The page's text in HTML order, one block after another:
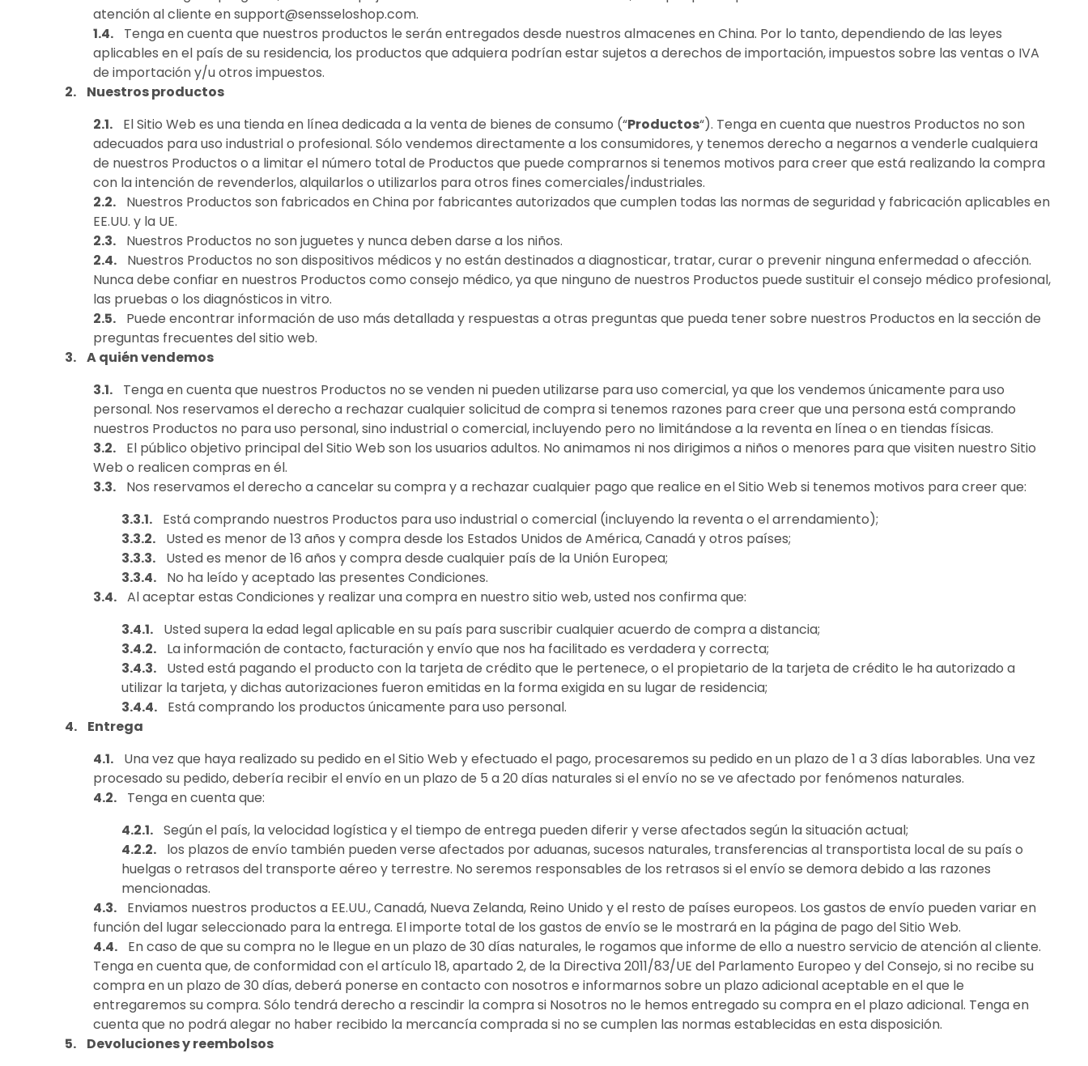
atención al cliente ensupport@sensseloshop.com.
Tenga en cuenta que nuestros productos le serán entregados desde nuestros almacenes en China. Por lo tanto, dependiendo de las leyes
aplicables en el país de su residencia, los productos que adquiera podrían estar sujetos a derechos de importación, impuestos sobre las ventas o IVA
de importación y/u otros impuestos.
Nuestros productos
El Sitio Web es una tienda en línea dedicada a la venta de bienes de consumo (“Productos“). Tenga en cuenta que nuestros Productos no son
adecuados para uso industrial o profesional. Sólo vendemos directamente a los consumidores, y tenemos derecho a negarnos a venderle cualquiera
de nuestros Productos o a limitar el número total de Productos que puede comprarnos si tenemos motivos para creer que está realizando la compra
con la intención de revenderlos, alquilarlos o utilizarlos para otros fines comerciales/industriales.
Nuestros Productos son fabricados en China por fabricantes autorizados que cumplen todas las normas de seguridad y fabricación aplicables en
EE.UU. y la UE.
Nuestros Productos no son juguetes y nunca deben darse a los niños.
Nuestros Productos no son dispositivos médicos y no están destinados a diagnosticar, tratar, curar o prevenir ninguna enfermedad o afección.
Nunca debe confiar en nuestros Productos como consejo médico, ya que ninguno de nuestros Productos puede sustituir el consejo médico profesional,
las pruebas o los diagnósticos in vitro.
Puede encontrar información de uso más detallada y respuestas a otras preguntas que pueda tener sobre nuestros Productos en la sección de
preguntas frecuentes del sitio web.
A quién vendemos
Tenga en cuenta que nuestros Productos no se venden ni pueden utilizarse para uso comercial, ya que los vendemos únicamente para uso
personal. Nos reservamos el derecho a rechazar cualquier solicitud de compra si tenemos razones para creer que una persona está comprando
nuestros Productos no para uso personal, sino industrial o comercial, incluyendo pero no limitándose a la reventa en línea o en tiendas físicas.
El público objetivo principal del Sitio Web son los usuarios adultos. No animamos ni nos dirigimos a niños o menores para que visiten nuestro Sitio
Web o realicen compras en él.
Nos reservamos el derecho a cancelar su compra y a rechazar cualquier pago que realice en el Sitio Web si tenemos motivos para creer que:
Está comprando nuestros Productos para uso industrial o comercial (incluyendo la reventa o el arrendamiento);
Usted es menor de 13 años y compra desde los Estados Unidos de América, Canadá y otros países;
Usted es menor de 16 años y compra desde cualquier país de la Unión Europea;
No ha leído y aceptado las presentes Condiciones.
Al aceptar estas Condiciones y realizar una compra en nuestro sitio web, usted nos confirma que:
Usted supera la edad legal aplicable en su país para suscribir cualquier acuerdo de compra a distancia;
La información de contacto, facturación y envío que nos ha facilitado es verdadera y correcta;
Usted está pagando el producto con la tarjeta de crédito que le pertenece, o el propietario de la tarjeta de crédito le ha autorizado a
utilizar la tarjeta, y dichas autorizaciones fueron emitidas en la forma exigida en su lugar de residencia;
Está comprando los productos únicamente para uso personal.
Entrega
Una vez que haya realizado su pedido en el Sitio Web y efectuado el pago, procesaremos su pedido en un plazo de 1 a 3 días laborables. Una vez
procesado su pedido, debería recibir el envío en un plazo de 5 a 20 días naturales si el envío no se ve afectado por fenómenos naturales.
Tenga en cuenta que:
Según el país, la velocidad logística y el tiempo de entrega pueden diferir y verse afectados según la situación actual;
los plazos de envío también pueden verse afectados por aduanas, sucesos naturales, transferencias al transportista local de su país o
huelgas o retrasos del transporte aéreo y terrestre. No seremos responsables de los retrasos si el envío se demora debido a las razones
mencionadas.
Enviamos nuestros productos a EE.UU., Canadá, Nueva Zelanda, Reino Unido y el resto de países europeos. Los gastos de envío pueden variar en
función del lugar seleccionado para la entrega. El importe total de los gastos de envío se le mostrará en la página de pago del Sitio Web.
En caso de que su compra no le llegue en un plazo de 30 días naturales, le rogamos que informe de ello a nuestro servicio de atención al cliente.
Tenga en cuenta que, de conformidad con el artículo 18, apartado 2, de la Directiva 2011/83/UE del Parlamento Europeo y del Consejo, si no recibe su
compra en un plazo de 30 días, deberá ponerse en contacto con nosotros e informarnos sobre un plazo adicional aceptable en el que le
entregaremos su compra. Sólo tendrá derecho a rescindir la compra si Nosotros no le hemos entregado su compra en el plazo adicional. Tenga en
cuenta que no podrá alegar no haber recibido la mercancía comprada si no se cumplen las normas establecidas en esta disposición.
Devoluciones y reembolsos